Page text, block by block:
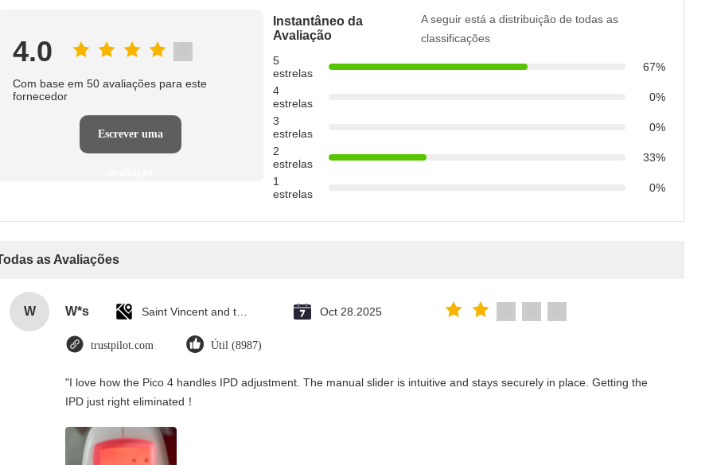
4.0
Com base em 50 avaliações para este
fornecedor
Escrever uma
Instantâneo da
Avaliação
A seguir está a distribuição de todas as
classificações
5
estrelas
67%
4
estrelas
0%
3
estrelas
0%
2
estrelas
33%
1
estrelas
0%
as Avaliações
W W*s Oct 28.2025
trustpilot.com Útil (8987)
"I love how the Pico 4 handles IPD adjustment. The manual slider is intuitive and stays securely in place. Getting the
IPD just right eliminated！